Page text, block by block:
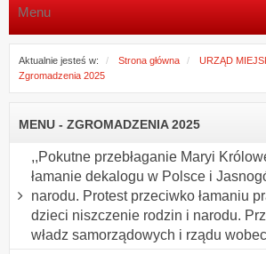
Menu
Aktualnie jesteś w: Strona główna URZĄD
Zgromadzenia 2025
MENU - ZGROMADZENIA 2025
,,Pokutne przebłaganie Maryi
łamanie dekalogu w Polsce i
narodu. Protest przeciwko łamaniu
dzieci niszczenie rodzin i narodu.
władz samorządowych i rządu wobec